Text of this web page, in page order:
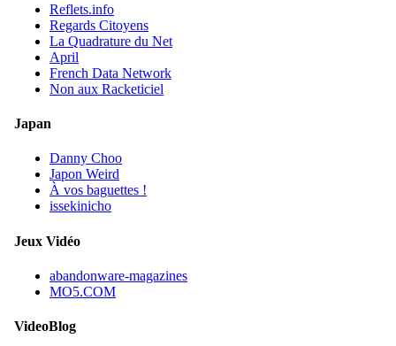
Reflets.info
Regards Citoyens
La Quadrature du Net
April
French Data Network
Non aux Racketiciel
Japan
Danny Choo
Japon Weird
À vos baguettes !
issekinicho
Jeux Vidéo
abandonware-magazines
MO5.COM
VideoBlog